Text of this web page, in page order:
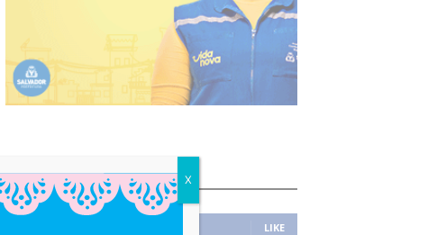
FIQUE CONECTADO
LIKE
X